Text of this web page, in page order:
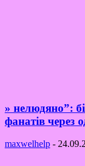
» нелюдяно”:
фанатів через
maxwelhelp -